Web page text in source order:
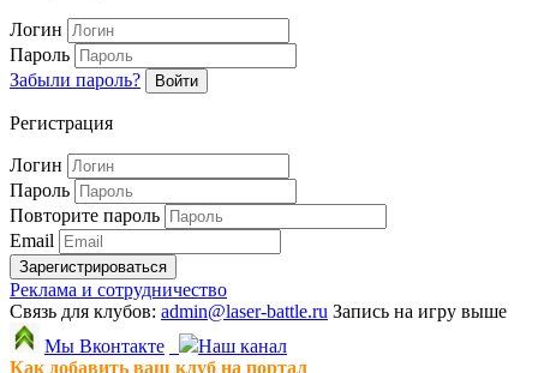
Логин
Пароль
Забыли пароль?
Войти
Регистрация
Логин
Пароль
Повторите пароль
Email
Зарегистрироваться
Реклама и сотрудничество
Связь для клубов: admin@laser-battle.ru Запись на игру выше
Мы Вконтакте
Наш канал
Как добавить ваш клуб на портал